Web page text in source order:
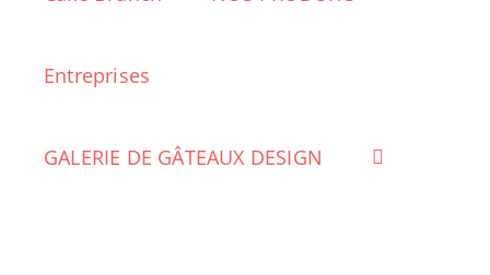
Entreprises
GALERIE DE GÂTEAUX DESIGN